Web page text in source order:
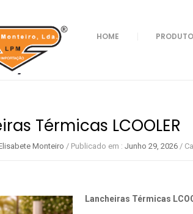
HOME
Sacos Térmicos
Archives:
Térmicas LCOOLER
Monteiro / Publicado em : Junho 29, 2026 /
Lancheiras Térmicas